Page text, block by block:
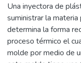
Una inyectora de
suministrar la
determina la forma
proceso térmico el
molde por medio de